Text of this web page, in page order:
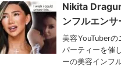
Nikita
ンフルエン
美容YouTuber
パーティーを催
ーの美容インフ